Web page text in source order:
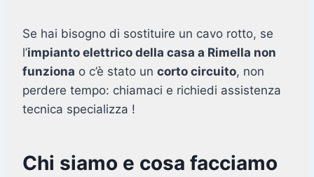
Se hai bisogno di sostituire un cavo rotto, se
l’impianto elettrico della casa a Rimella non
funziona o c’è stato un corto circuito, non
perdere tempo: chiamaci e richiedi assistenza
tecnica specializza !
Chi siamo e cosa facciamo